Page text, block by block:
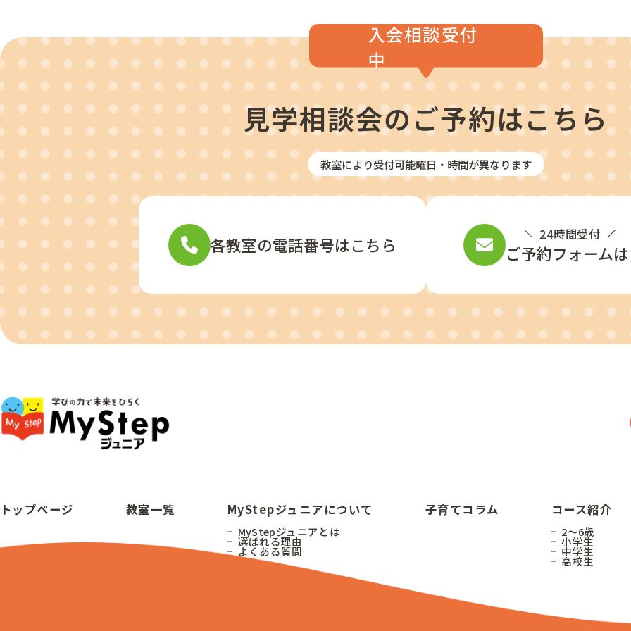
入会相談受付
中
見学相談会のご予約はこちら
教室により受付可能曜日・時間が異なります
各教室の電話番号はこちら 24時間受付
ご予約フォーム
トップページ 教室一覧 MyStepジュニアについて
MyStepジュニアとは
選ばれる理由
よくある質問
子育てコラム コース紹介
2〜6歳
小学生
中学生
高校生